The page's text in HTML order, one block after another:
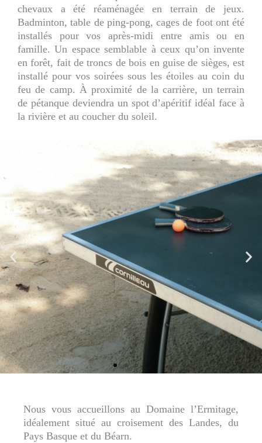
chevaux a été réaménagée en terrain de jeux.
Badminton, table de ping-pong, cages de foot ont été
installés pour vos après-midi entre amis ou en
famille. Un espace semblable à ceux qu’on invente
en forêt, fait de troncs de bois en guise de sièges, est
installé pour vos soirées sous les étoiles au coin du
feu de camp. À proximité de la carrière, un terrain
de pétanque deviendra un spot d’apéritif idéal face à
la rivière et au coucher du soleil.
Nous vous accueillons au Domaine l’Ermitage,
idéalement situé au croisement des Landes, du
Pays Basque et du Béarn.